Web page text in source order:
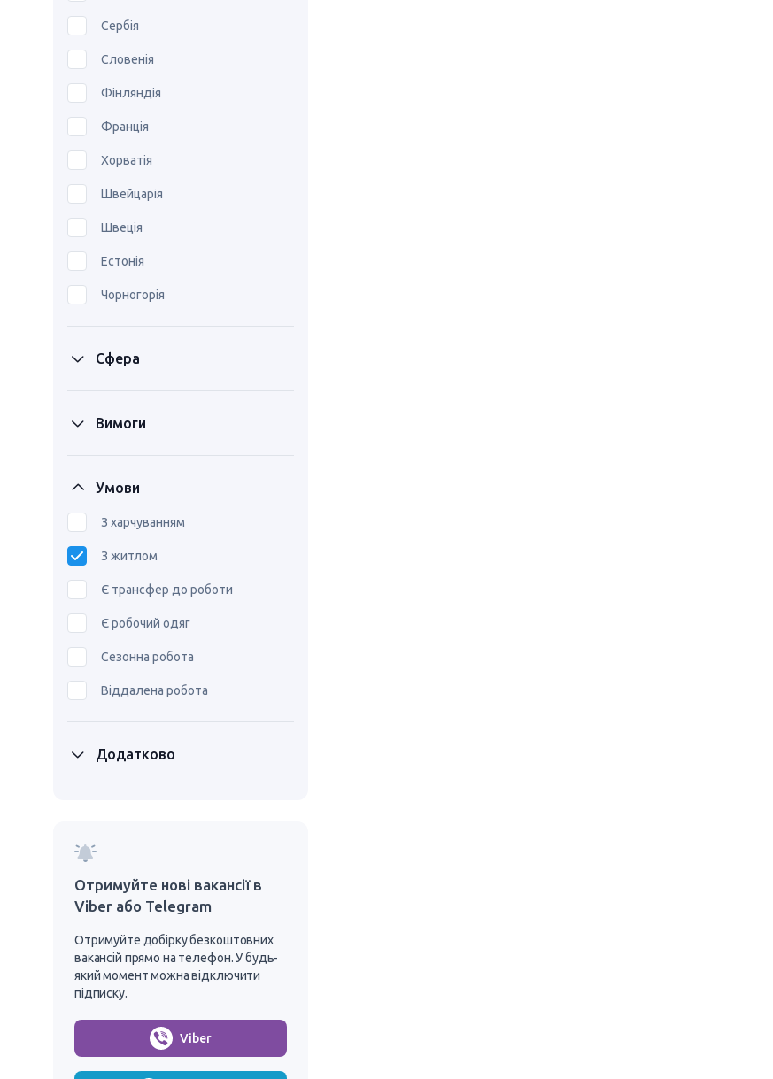
Сербія
Словенія
Фінляндія
Франція
Хорватія
Швейцарія
Швеція
Естонія
Чорногорія
Сфера
Вимоги
Умови
З харчуванням
З житлом
Є трансфер до роботи
Є робочий одяг
Сезонна робота
Віддалена робота
Додатково
Отримуйте нові вакансії в
Viber або Telegram
Отримуйте добірку безкоштовних
вакансій прямо на телефон. У будь-
який момент можна відключити
підписку.
Viber